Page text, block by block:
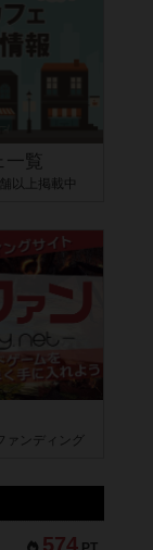
一覧
以上掲載中
ァンディング
574